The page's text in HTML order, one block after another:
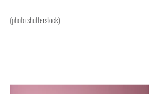
(photo shutterstock)